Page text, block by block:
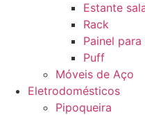
Estante
Rack
Painel
Puff
Móveis de Aço
Eletrodomésticos
Pipoqueira